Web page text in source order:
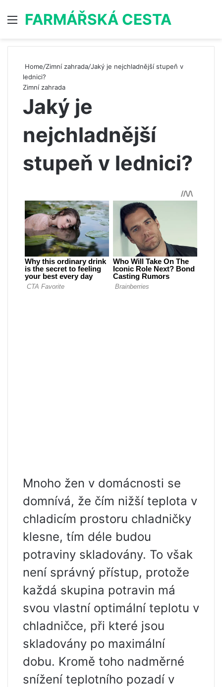
Menu
FARMÁŘSKÁ CESTA
Home/Zimní zahrada/Jaký je nejchladnější stupeň v
lednici?
Zimní zahrada
Jaký je
nejchladnější
stupeň v lednici?
Mnoho žen v domácnosti se
domnívá, že čím nižší teplota v
chladicím prostoru chladničky
klesne, tím déle budou
potraviny skladovány. To však
není správný přístup, protože
každá skupina potravin má
svou vlastní optimální teplotu v
chladničce, při které jsou
skladovány po maximální
dobu. Kromě toho nadměrné
snížení teplotního pozadí v